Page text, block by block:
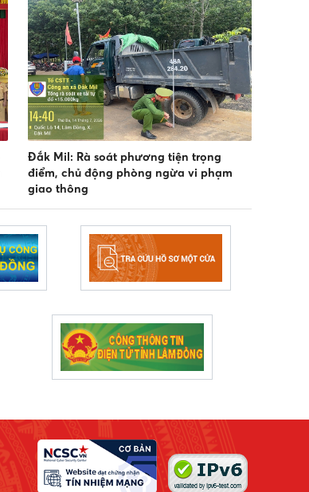
Đắk Mil: Rà soát phương tiện trọng
điểm, chủ động phòng ngừa vi phạm
giao thông